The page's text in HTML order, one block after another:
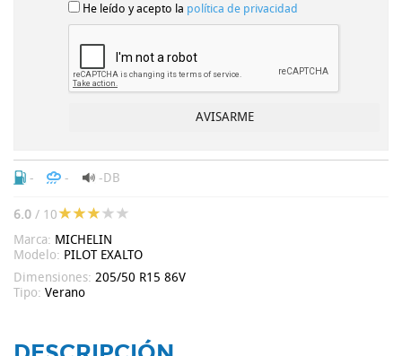
He leído y acepto la política de privacidad
- - -DB
6.0 / 10
Marca: MICHELIN
Modelo: PILOT EXALTO
Dimensiones: 205/50 R15 86V
Tipo: Verano